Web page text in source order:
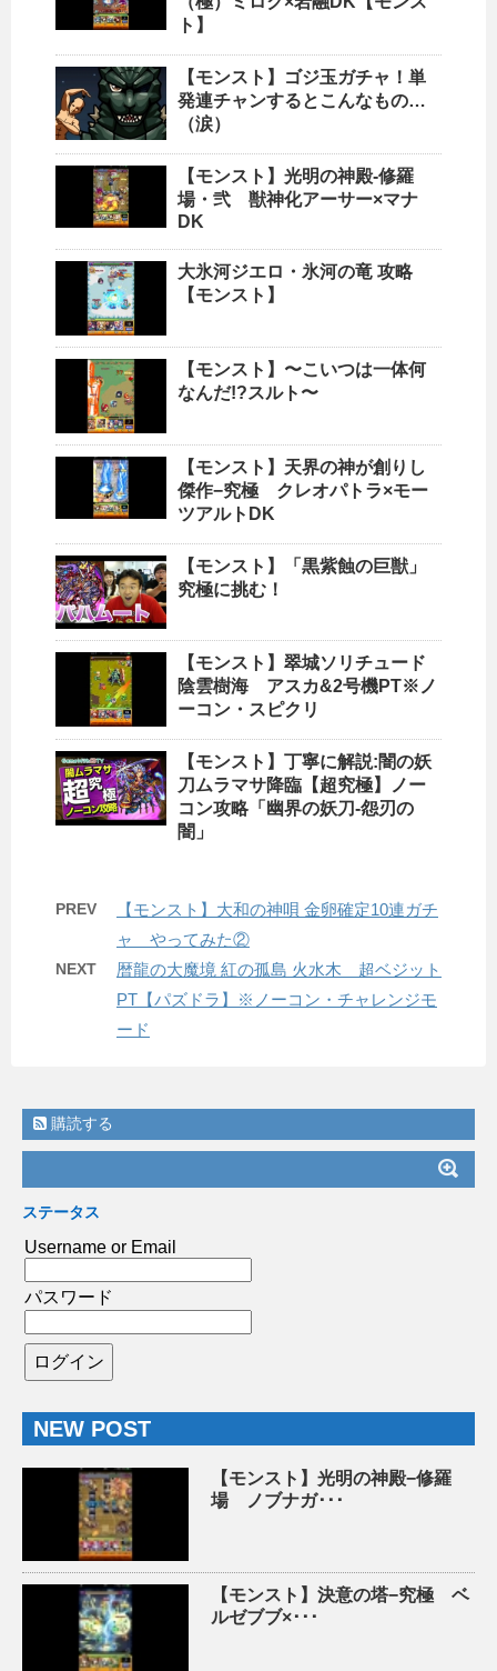
ト】
【モンスト】ゴジ玉ガチャ！単
発連チャンするとこんなもの…
（涙）
【モンスト】光明の神殿-修羅
場・弐 獣神化アーサー×マナ
DK
大氷河ジエロ・氷河の竜 攻略
【モンスト】
【モンスト】〜こいつは一体何
なんだ!?スルト〜
【モンスト】天界の神が創りし
傑作−究極 クレオパトラ×モー
ツアルトDK
【モンスト】「黒紫蝕の巨獣」
究極に挑む！
【モンスト】翠城ソリチュード
陰雲樹海 アスカ&2号機PT※ノ
ーコン・スピクリ
【モンスト】丁寧に解説:闇の妖
刀ムラマサ降臨【超究極】ノー
コン攻略「幽界の妖刀-怨刃の
闇」
PREV
【モンスト】大和の神唄 金卵確定10連ガチ
ャ やってみた②
NEXT
暦龍の大魔境 紅の孤島 火水木 超ベジット
PT【パズドラ】※ノーコン・チャレンジモ
ード
購読する
ステータス
Username or Email
パスワード
NEW POST
【モンスト】光明の神殿−修羅
場 ノブナガ･･･
【モンスト】決意の塔−究極 ベ
ルゼブブ×･･･